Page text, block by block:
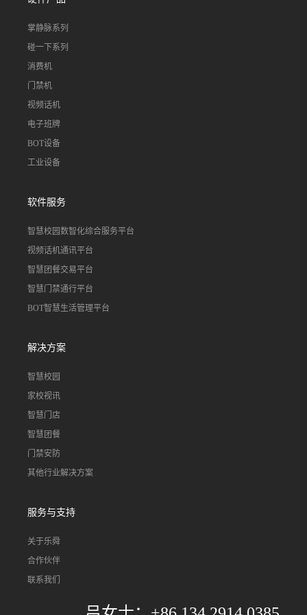
掌静脉系列
碰一下系列
消费机
门禁机
视频话机
电子班牌
BOT设备
工业设备
软件服务
智慧校园数智化综合服务平台
视频话机通讯平台
智慧团餐交易平台
智慧门禁通行平台
BOT智慧生活管理平台
解决方案
智慧校园
家校视讯
智慧门店
智慧团餐
门禁安防
其他行业解决方案
服务与支持
关于乐舜
合作伙伴
联系我们